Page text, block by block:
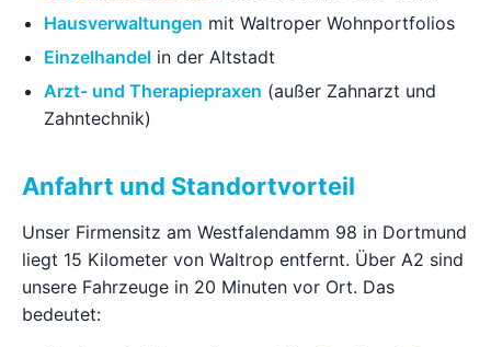
Hausverwaltungen mit Waltroper Wohnportfolios
Einzelhandel in der Altstadt
Arzt- und Therapiepraxen (außer Zahnarzt und
Zahntechnik)
Anfahrt und Standortvorteil
Unser Firmensitz am Westfalendamm 98 in Dortmund
liegt 15 Kilometer von Waltrop entfernt. Über A2 sind
unsere Fahrzeuge in 20 Minuten vor Ort. Das
bedeutet: